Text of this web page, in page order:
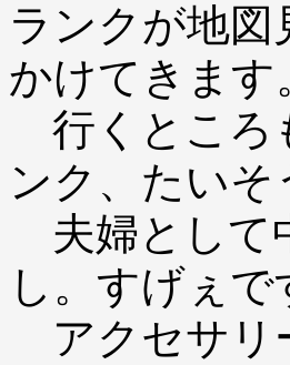
ランクが地
かけてきます
行くところ
ンク、たい
夫婦として
し。すげぇで
アクセサリ